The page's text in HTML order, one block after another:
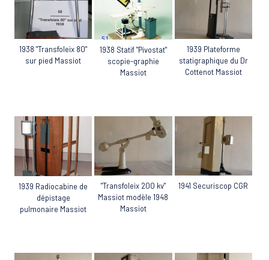
1938 "Transfoleix 80"
sur pied Massiot
1938 Statif "Pivostat"
scopie-graphie
Massiot
1939 Plateforme
statigraphique du Dr
Cottenot Massiot
1939 Radiocabine de
dépistage
pulmonaire Massiot
"Transfoleix 200 kv"
Massiot modèle 1948
Massiot
1941 Securiscop CGR